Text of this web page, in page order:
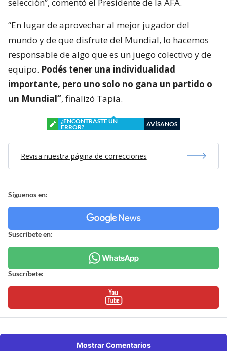
“En lugar de aprovechar al mejor jugador del
mundo y de que disfrute del Mundial, lo hacemos
responsable de algo que es un juego colectivo y de
equipo. Podés tener una individualidad
importante, pero uno solo no gana un partido o
un Mundial”, finalizó Tapia.
¿ENCONTRASTE UN
ERROR?
AVÍSANOS
Revisa nuestra página de correcciones
Síguenos en:
Suscríbete en:
Suscríbete:
Mostrar Comentarios